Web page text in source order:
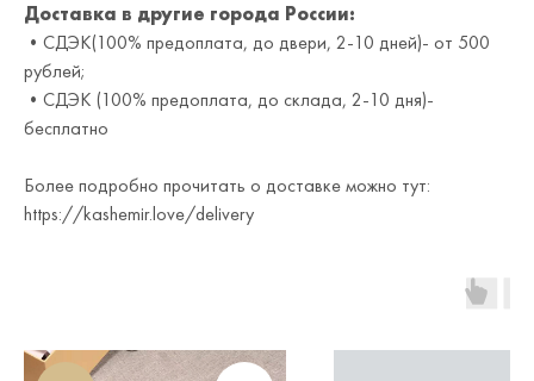
Доставка в другие города России:
•СДЭК(100% предоплата, до двери, 2-10 дней)- от 500
рублей;
•СДЭК (100% предоплата, до склада, 2-10 дня)-
бесплатно
Более подробно прочитать о доставке можно тут:
https://kashemir.love/delivery